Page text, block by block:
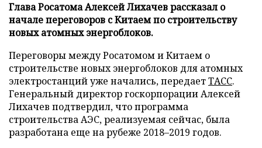
Глава Росатома Алексей Лихачев рассказал о
начале переговоров с Китаем по строительству
новых атомных энергоблоков.
Переговоры между Росатомом и Китаем о
строительстве новых энергоблоков для атомных
электростанций уже начались, передаетТАСС.
Генеральный директор госкорпорации Алексей
Лихачев подтвердил, что программа
строительства АЭС, реализуемая сейчас, была
разработана еще на рубеже 2018–2019 годов.